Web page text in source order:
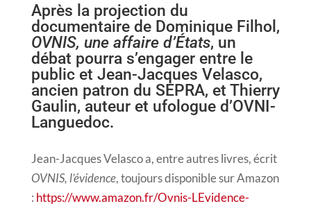
Après la projection du
documentaire de Dominique Filhol,
OVNIS, une affaire d’États, un
débat pourra s’engager entre le
public et Jean-Jacques Velasco,
ancien patron du SEPRA, et Thierry
Gaulin, auteur et ufologue d’OVNI-
Languedoc.
Jean-Jacques Velasco a, entre autres livres, écrit
OVNIS, l’évidence, toujours disponible sur Amazon
: https://www.amazon.fr/Ovnis-LEvidence-